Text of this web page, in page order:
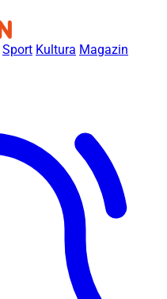
Sport Kultura Magazin